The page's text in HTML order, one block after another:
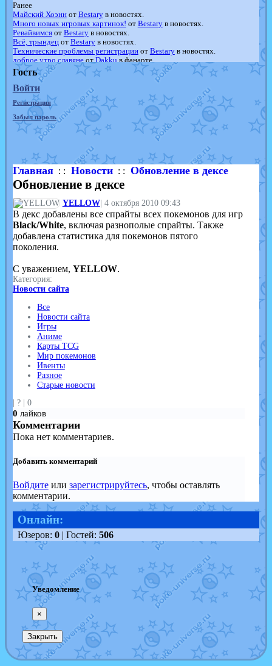
Ранее
Майский Хоэннот Bestaryв новостях.
Много новых игровых картинок! от Bestaryв новостях.
Ревайвимсяот Bestaryв новостях.
Всё, трындецот Bestaryв новостях.
Технические проблемы регистрацииот Bestaryв новостях.
доброе утро славянеот Dakku в фанарте.
Йолда и МимикьюотMavisNyanCatв фанарте.
Недовольный котомангуст
в фанарте.
The Dark Wishmaker
отRandomon
шадоу спиритомб
отilovearceus
в фанарте.
траббишотilovearceusв фанарте.
Raging BoltотGraceDaFox
Shadow mismagiusотJOK_julia
в фанарте.
художникот vicavicaв фанарте.
Гость
Войти
Регистрация
Забыл пароль
Главная: : Новости: : Обновление в дексе
Обновление в дексе
YELLOW| 4 октября 2010 09:43
В декс добавлены все спрайты всех покемонов для игр
Black/White, включая разнополые спрайты. Также
добавлена статистика для покемонов пятого
поколения.
С уважением, YELLOW.
Категория:
Новости сайта
Все
Новости сайта
Игры
Аниме
Карты TCG
Мир покемонов
Ивенты
Разное
Старые новости
? 0
0 лайков
Комментарии
Пока нет комментариев.
Добавить комментарий
Войдитеили зарегистрируйтесь, чтобы оставлять
комментарии.
Онлайн:
Юзеров: 0| Гостей: 506
Уведомление
×
Закрыть